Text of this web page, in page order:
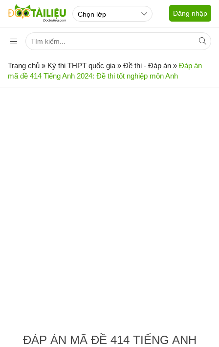
Đăng nhập
Trang chủ » Kỳ thi THPT quốc gia » Đề thi - Đáp án » Đáp án
mã đề 414 Tiếng Anh 2024: Đề thi tốt nghiệp môn Anh
ĐÁP ÁN MÃ ĐỀ 414 TIẾNG ANH